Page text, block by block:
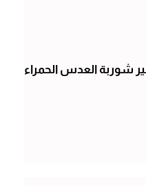
شوربة العدس الحمراء